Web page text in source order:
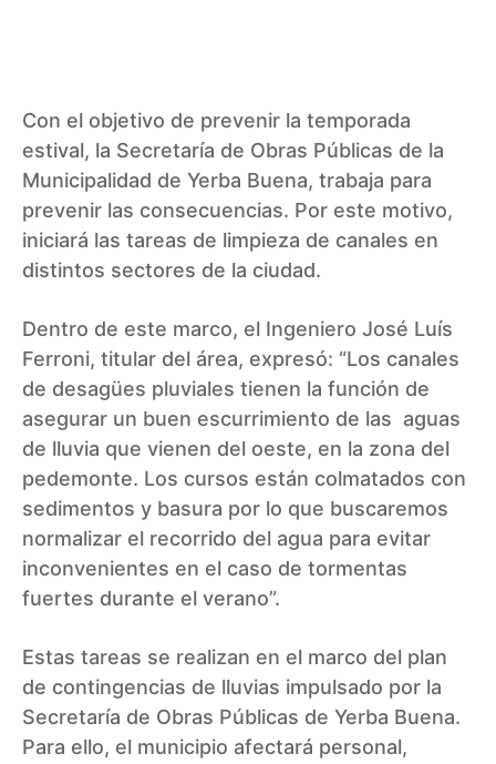
Con el objetivo de prevenir la temporada
estival, la Secretaría de Obras Públicas de la
Municipalidad de Yerba Buena, trabaja para
prevenir las consecuencias. Por este motivo,
iniciará las tareas de limpieza de canales en
distintos sectores de la ciudad.
Dentro de este marco, el Ingeniero José Luís
Ferroni, titular del área, expresó: “Los canales
de desagües pluviales tienen la función de
asegurar un buen escurrimiento de las aguas
de lluvia que vienen del oeste, en la zona del
pedemonte. Los cursos están colmatados con
sedimentos y basura por lo que buscaremos
normalizar el recorrido del agua para evitar
inconvenientes en el caso de tormentas
fuertes durante el verano”.
Estas tareas se realizan en el marco del plan
de contingencias de lluvias impulsado por la
Secretaría de Obras Públicas de Yerba Buena.
Para ello, el municipio afectará personal,